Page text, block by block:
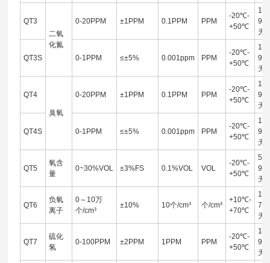
QT3
二氧
化氮
0-20PPM ±1PPM 0.1PPM PPM
-20℃-
+50℃
10-
无
QT3S 0-1PPM ≤±5% 0.001ppm PPM
-20℃-
+50℃
10-
无
QT4
臭氧
0-20PPM ±1PPM 0.1PPM PPM
-20℃-
+50℃
10-
无
QT4S 0-1PPM ≤±5% 0.001ppm PPM
-20℃-
+50℃
10-
无
QT5
氧含
量
0~30%VOL ±3%FS 0.1%VOL VOL
-20℃-
+50℃
5-
无
QT6
负氧
离子
0～10万
个/cm³
±10% 10个/cm³ 个/cm³
+10℃-
+70℃
10-
无
QT7
硫化
氢
0-100PPM ±2PPM 1PPM PPM
-20℃-
+50℃
10-
无